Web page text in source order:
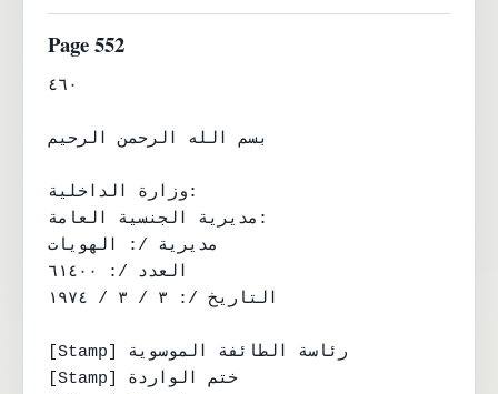
Page 552
٤٦٠
بسم الله الرحمن الرحيم
وزارة الداخلية:
مديرية الجنسية العامة:
مديرية /: الهويات
العدد /: ٦١٤٠٠
التاريخ /: ٣ / ٣ / ١٩٧٤
[Stamp] رئاسة الطائفة الموسوية
[Stamp] ختم الواردة